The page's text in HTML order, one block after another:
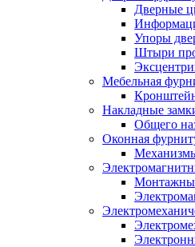
Дверные
Упоры
Штыри
Мебельная
Накладные
Общего
Оконная